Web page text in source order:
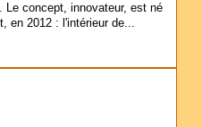
Le concept, innovateur, est né
en 2012 : l'intérieur de...